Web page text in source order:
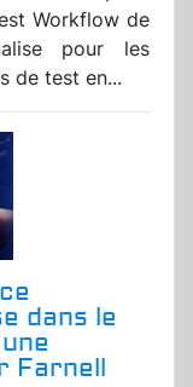
Workflow de
pour les
de test en...
dans le
Farnell